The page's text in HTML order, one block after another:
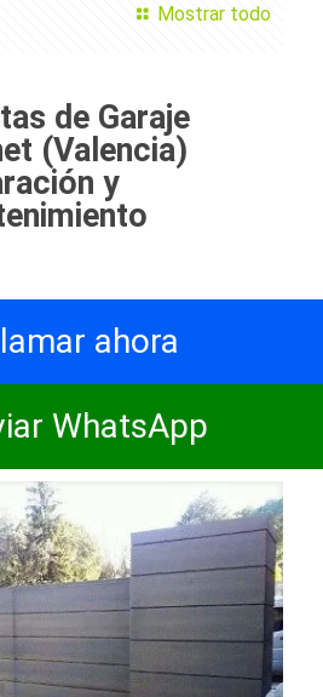
Mostrar todo
de Garaje
(Valencia)
y
ahora
WhatsApp